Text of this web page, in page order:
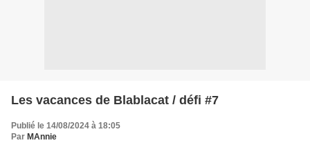
Les vacances de Blablacat / défi #7
Publié le 14/08/2024 à 18:05
Par MAnnie